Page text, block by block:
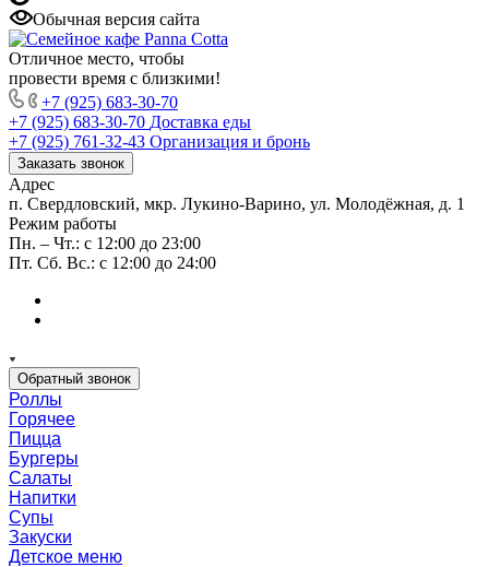
Обычная версия сайта
Отличное место, чтобы
провести время с близкими!
+7 (925) 683-30-70
+7 (925) 683-30-70 Доставка еды
+7 (925) 761-32-43 Организация и бронь
Заказать звонок
Адрес
п. Свердловский, мкр. Лукино-Варино, ул. Молодёжная, д. 1
Режим работы
Пн. – Чт.: с 12:00 до 23:00
Пт. Сб. Вс.: с 12:00 до 24:00
Обратный звонок
Роллы
Горячее
Пицца
Бургеры
Салаты
Напитки
Супы
Закуски
Детское меню